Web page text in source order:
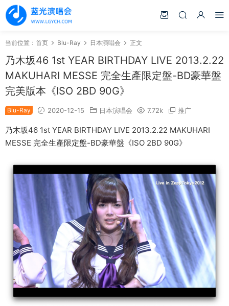
当前位置： 首页 Blu-Ray 日本演唱会 正文
乃木坂46 1st YEAR BIRTHDAY LIVE 2013.2.22
MAKUHARI MESSE 完全生產限定盤-BD豪華盤
完美版本《ISO 2BD 90G》
Blu-Ray 2020-12-15 日本演唱会 7.72k 推广
乃木坂46 1st YEAR BIRTHDAY LIVE 2013.2.22 MAKUHARI
MESSE 完全生產限定盤-BD豪華盤《ISO 2BD 90G》